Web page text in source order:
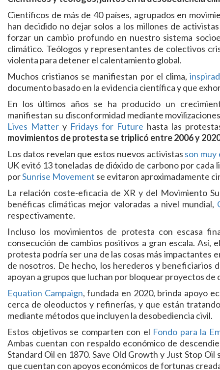
Científicos de más de 40 países, agrupados en
han decidido no dejar solos a los millones de
forzar un cambio profundo en nuestro sistema
climático. Teólogos y representantes de colectivos
violenta para detener el calentamiento global.
Muchos cristianos se manifiestan por el clima,
documento basado en la evidencia científica y que
En los últimos años se ha producido un
manifiestan su disconformidad mediante
Lives Matter y Fridays for Future hasta las
movimientos de protesta se triplicó entre 2006 y
Los datos revelan que estos nuevos activistas son
UK evitó 13 toneladas de dióxido de carbono por
porSunrise Movement se evitaron aproximadamente
La relación coste-eficacia de XR y del Movimiento
benéficas climáticas mejor valoradas a nivel mundial,
respectivamente.
Incluso los movimientos de protesta con escasa
consecución de cambios positivos a gran escala. Así,
protesta podría ser una de las cosas más impactantes
de nosotros. De hecho, los herederos y beneficiarios
apoyan a grupos que luchan por bloquear proyectos
Equation Campaign, fundada en 2020, brinda apoyo
cerca de oleoductos y refinerías, y que están
mediante métodos que incluyen la desobediencia civil.
Estos objetivos se comparten con el Fondo para la
Ambas cuentan con respaldo económico de
Standard Oil en 1870. Save Old Growth y Just Stop
que cuentan con apoyos económicos de fortunas